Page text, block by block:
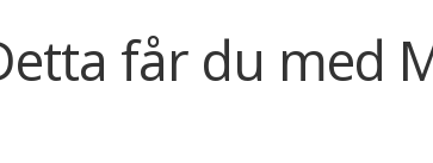
får du med